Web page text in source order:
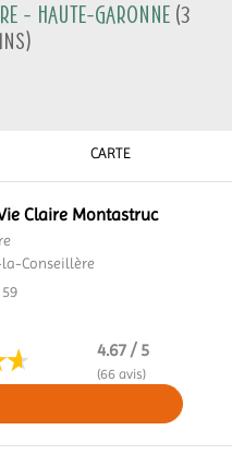
- Haute-Garonne (3
)
CARTE
Claire Montastruc
Conseillère
4.67 / 5
(66 avis)